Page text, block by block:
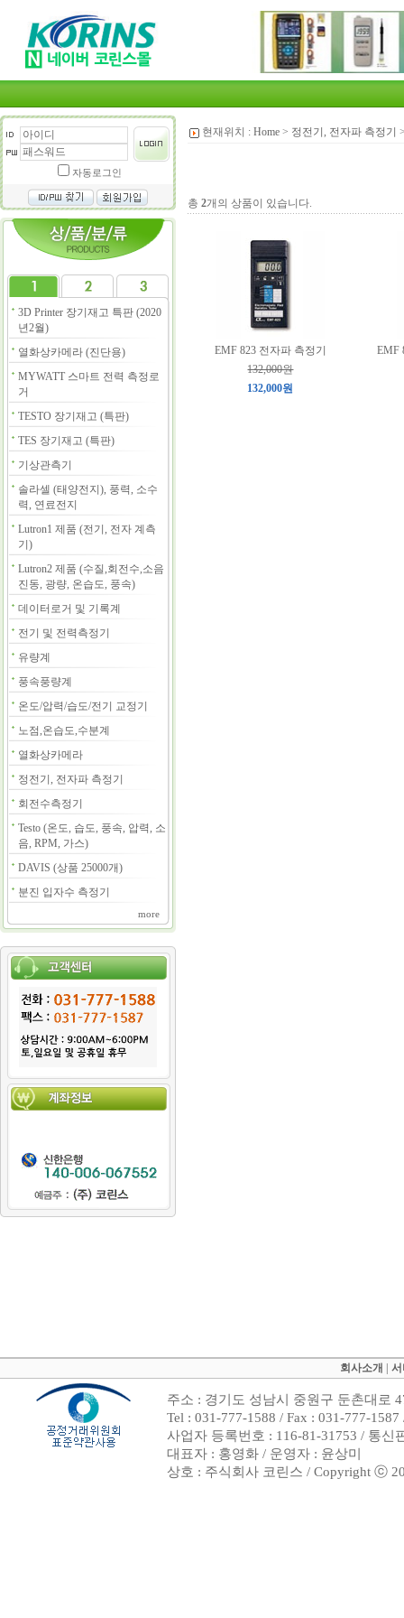
자동로그인
3D Printer 장기재고 특판 (2020
년2월)
열화상카메라 (진단용)
MYWATT 스마트 전력 측정로
거
TESTO 장기재고 (특판)
TES 장기재고 (특판)
기상관측기
솔라셀 (태양전지), 풍력, 소수
력, 연료전지
Lutron1 제품 (전기, 전자 계측
기)
Lutron2 제품 (수질,회전수,소음
진동, 광량, 온습도, 풍속)
데이터로거 및 기록계
전기 및 전력측정기
유량계
풍속풍량계
온도/압력/습도/전기 교정기
노점,온습도,수분계
열화상카메라
정전기, 전자파 측정기
회전수측정기
Testo (온도, 습도, 풍속, 압력, 소
음, RPM, 가스)
DAVIS (상품 25000개)
분진 입자수 측정기
more
현재위치 : Home > 정전기, 전자파 측정기
총 2개의 상품이 있습니다.
EMF 823 전자파 측정기
132,000원
132,000원
EMF
회사소개
주소 : 경기도 성남시 중원구 둔촌대로
Tel : 031-777-1588 / Fax : 031-777-
사업자 등록번호 : 116-81-31753 / 통신
대표자 : 홍영화 / 운영자 : 윤상미
상호 : 주식회사 코린스 / Copyright ⓒ